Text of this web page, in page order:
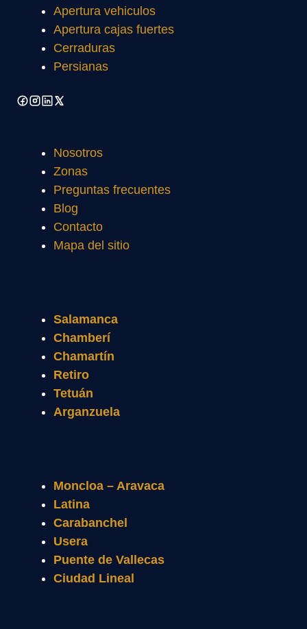
Apertura vehiculos
Apertura cajas fuertes
Cerraduras
Persianas
Nosotros
Zonas
Preguntas frecuentes
Blog
Contacto
Mapa del sitio
Salamanca
Chamberí
Chamartín
Retiro
Tetuán
Arganzuela
Moncloa – Aravaca
Latina
Carabanchel
Usera
Puente de Vallecas
Ciudad Lineal